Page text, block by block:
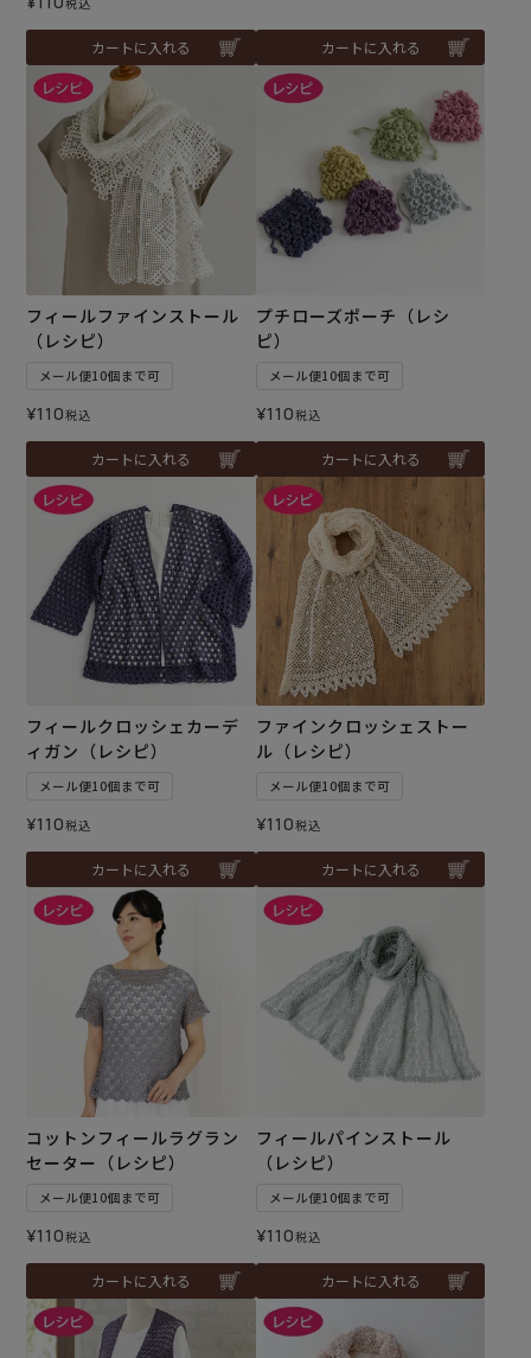
カートに入れる カートに入れる
フィールファインストール
（レシピ）
メール便10個まで可
¥110税込
カートに入れる
プチローズポーチ（レシ
ピ）
メール便10個まで可
¥110税込
カートに入れる
フィールクロッシェカーデ
ィガン（レシピ）
メール便10個まで可
¥110税込
カートに入れる
ファインクロッシェストー
ル（レシピ）
メール便10個まで可
¥110税込
カートに入れる
コットンフィールラグラン
セーター（レシピ）
メール便10個まで可
¥110税込
カートに入れる
フィールパインストール
（レシピ）
メール便10個まで可
¥110税込
カートに入れる